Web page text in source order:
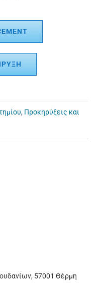
, Προκηρύξεις και
57001 Θέρμη